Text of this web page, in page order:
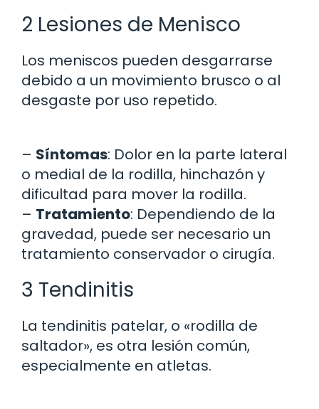
2 Lesiones de Menisco
Los meniscos pueden desgarrarse
debido a un movimiento brusco o al
desgaste por uso repetido.
– Síntomas: Dolor en la parte lateral
o medial de la rodilla, hinchazón y
dificultad para mover la rodilla.
– Tratamiento: Dependiendo de la
gravedad, puede ser necesario un
tratamiento conservador o cirugía.
3 Tendinitis
La tendinitis patelar, o «rodilla de
saltador», es otra lesión común,
especialmente en atletas.